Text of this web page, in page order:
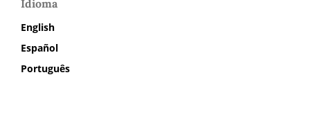
Idioma
English
Español
Português